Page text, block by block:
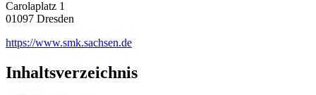
Carolaplatz 1
01097 Dresden
https://www.smk.sachsen.de
Inhaltsverzeichnis